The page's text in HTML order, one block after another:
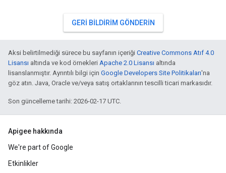
GERI BILDIRIM GÖNDERIN
Aksi belirtilmediği sürece bu sayfanın içeriği Creative Commons Atıf 4.0
Lisansı altında ve kod örnekleri Apache 2.0 Lisansı altında
lisanslanmıştır. Ayrıntılı bilgi için Google Developers Site Politikaları'na
göz atın. Java, Oracle ve/veya satış ortaklarının tescilli ticari markasıdır.
Son güncelleme tarihi: 2026-02-17 UTC.
Apigee hakkında
We're part of Google
Etkinlikler